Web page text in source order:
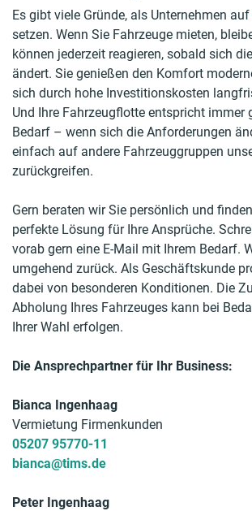
Es gibt viele Gründe, als Unternehmen auf
setzen. Wenn Sie Fahrzeuge mieten,
können jederzeit reagieren, sobald sich
ändert. Sie genießen den Komfort
sich durch hohe Investitionskosten
Und Ihre Fahrzeugflotte entspricht immer
Bedarf – wenn sich die Anforderungen
einfach auf andere Fahrzeuggruppen
zurückgreifen.
Gern beraten wir Sie persönlich und
perfekte Lösung für Ihre Ansprüche.
vorab gern eine E-Mail mit Ihrem Bedarf.
umgehend zurück. Als Geschäftskunde
dabei von besonderen Konditionen. Die
Abholung Ihres Fahrzeuges kann bei
Ihrer Wahl erfolgen.
Die Ansprechpartner für Ihr Business:
Bianca Ingenhaag
Vermietung Firmenkunden
05207 95770-11
bianca@tims.de
Peter Ingenhaag